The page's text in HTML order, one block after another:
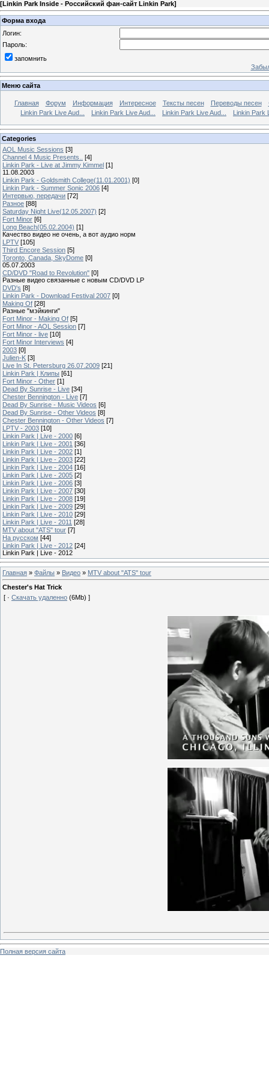
[Linkin Park Inside - Российский фан-сайт Linkin Park]
Форма входа
Логин:
Пароль:
запомнить
Меню сайта
Главная Форум Информация Интересное Тексты песен Переводы песен
Linkin Park Live Aud...
Linkin Park Live Aud... Linkin Park Live Aud... Linkin Park
Categories
AOL Music Sessions [3]
Channel 4 Music Presents..
[4]
Linkin Park - Live at Jimmy Kimmel [1]
11.08.2003
Linkin Park - Goldsmith College(11.01.2001) [0]
Linkin Park - Summer Sonic 2006 [4]
Интервью, передачи [72]
Разное [88]
Saturday Night Live(12.05.2007) [2]
Fort Minor [6]
Long Beach(05.02.2004) [1]
Качество видео не очень, а вот аудио норм
LPTV [105]
Third Encore Session [5]
Toronto, Canada, SkyDome [0]
05.07.2003
CD/DVD "Road to Revolution" [0]
Разные видео связанные с новым CD/DVD LP
DVD's [8]
Linkin Park - Download Festival 2007 [0]
Making Of [28]
Разные "мэйкинги"
Fort Minor - Making Of [5]
Fort Minor - AOL Session [7]
Fort Minor - live [10]
Fort Minor Interviews [4]
2003 [0]
Julien-K [3]
Live In St. Petersburg 26.07.2009 [21]
Linkin Park | Клипы [61]
Fort Minor - Other [1]
Dead By Sunrise - Live [34]
Chester Bennington - Live [7]
Dead By Sunrise - Music Videos [6]
Dead By Sunrise - Other Videos [8]
Chester Bennington - Other Videos [7]
LPTV - 2003 [10]
Linkin Park | Live - 2000 [6]
Linkin Park | Live - 2001 [36]
Linkin Park | Live - 2002 [1]
Linkin Park | Live - 2003 [22]
Linkin Park | Live - 2004 [16]
Linkin Park | Live - 2005 [2]
Linkin Park | Live - 2006 [3]
Linkin Park | Live - 2007 [30]
Linkin Park | Live - 2008 [19]
Linkin Park | Live - 2009 [29]
Linkin Park | Live - 2010 [29]
Linkin Park | Live - 2011 [28]
MTV about "ATS" tour [7]
На русском [44]
Linkin Park | Live - 2012 [24]
Linkin Park | Live - 2012
Главная » Файлы » Видео » MTV about "ATS" tour
Chester's Hat Trick
[ · Скачать удаленно (6Mb) ]
Полная версия сайта